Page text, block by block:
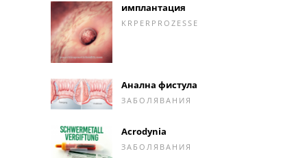
имплантация
KRPERPROZESSE
Анална фистула
ЗАБОЛЯВАНИЯ
Acrodynia
ЗАБОЛЯВАНИЯ